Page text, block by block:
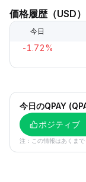
価格履歴（USD）
今日
-1.72%
今日のQPAY
ポジティブ
注：この情報はあくまで